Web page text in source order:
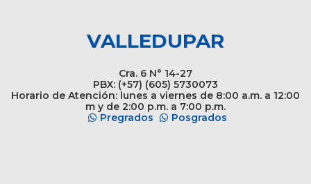
VALLEDUPAR
Cra. 6 N° 14-27
PBX: (+57) (605) 5730073
Horario de Atención: lunes a viernes de 8:00 a.m. a 12:00
m y de 2:00 p.m. a 7:00 p.m.
Pregrados
Posgrados